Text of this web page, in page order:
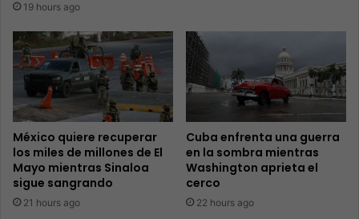
19 hours ago
México quiere recuperar
los miles de millones de El
Mayo mientras Sinaloa
sigue sangrando
21 hours ago
Cuba enfrenta una guerra
en la sombra mientras
Washington aprieta el
cerco
22 hours ago